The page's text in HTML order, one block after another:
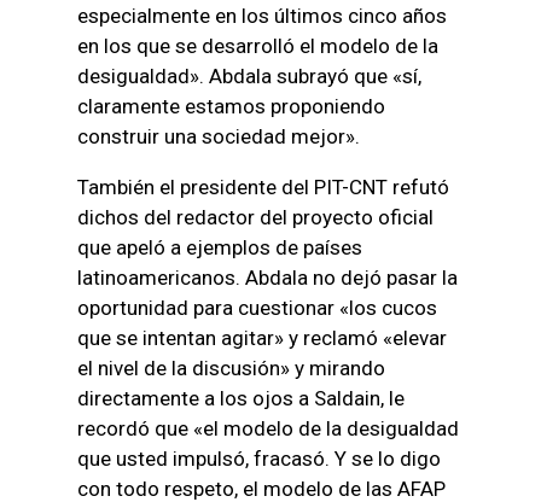
especialmente en los últimos cinco años
en los que se desarrolló el modelo de la
desigualdad». Abdala subrayó que «sí,
claramente estamos proponiendo
construir una sociedad mejor».
También el presidente del PIT-CNT refutó
dichos del redactor del proyecto oficial
que apeló a ejemplos de países
latinoamericanos. Abdala no dejó pasar la
oportunidad para cuestionar «los cucos
que se intentan agitar» y reclamó «elevar
el nivel de la discusión» y mirando
directamente a los ojos a Saldain, le
recordó que «el modelo de la desigualdad
que usted impulsó, fracasó. Y se lo digo
con todo respeto, el modelo de las AFAP